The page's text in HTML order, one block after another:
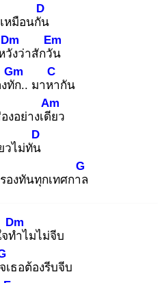
หมือนกัน
D
วัง
Dm
ว่าสักวัน
Em
ทัก
Gm
.. มาหา
C
กัน
งอย่างเดีย
Am
ว
วไม่ทัน
D
องทันทุกเทศกาล
G
ทำ
Dm
ไมไม่จีบ
เธอต้องรีบจีบ